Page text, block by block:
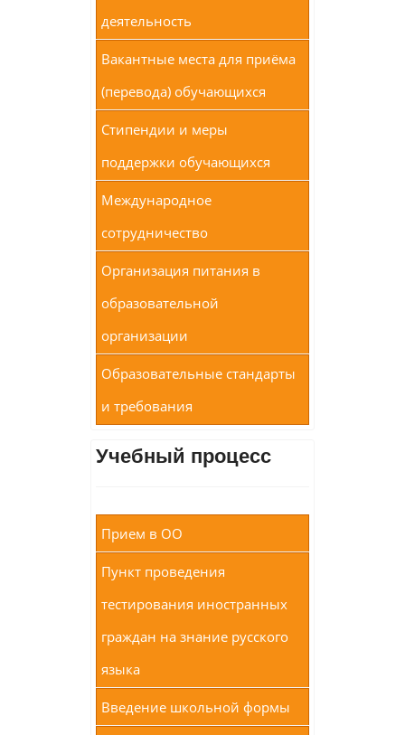
деятельность
Вакантные места для приёма
(перевода) обучающихся
Стипендии и меры
поддержки обучающихся
Международное
сотрудничество
Организация питания в
образовательной
организации
Образовательные стандарты
и требования
Учебный процесс
Прием в ОО
Пункт проведения
тестирования иностранных
граждан на знание русского
языка
Введение школьной формы